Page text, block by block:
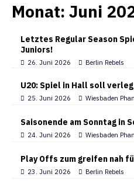
Monat: Juni
Letztes Regular Season
Juniors!
26. Juni 2026 Berlin Rebels
U20: Spiel in Hall soll
25. Juni 2026 Wiesbaden
Saisonende am Sonntag in
24. Juni 2026 Wiesbaden
Play Offs zum greifen nah
23. Juni 2026 Berlin Rebels